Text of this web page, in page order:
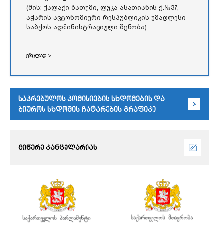
(მის: ქალაქი ბათუმი, ლუკა ასათიანის ქ.№37,
აჭარის ავტონომიური რესპუბლიკის უმაღლესი
საბჭოს ადმინისტრაციული შენობა)
ვრცლად >
საკრებულოს კომისიების სხდომების და
ბიუროს სხდომის ჩატარების გრაფიკი
მიწერე კანცელარიას